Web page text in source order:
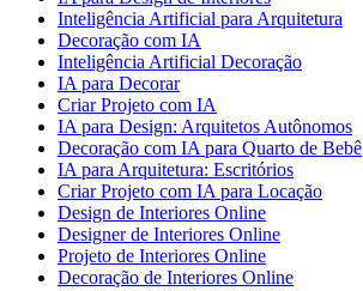
Inteligência Artificial para Arquitetura
Decoração com IA
Inteligência Artificial Decoração
IA para Decorar
Criar Projeto com IA
IA para Design: Arquitetos Autônomos
Decoração com IA para Quarto de Bebê
IA para Arquitetura: Escritórios
Criar Projeto com IA para Locação
Design de Interiores Online
Designer de Interiores Online
Projeto de Interiores Online
Decoração de Interiores Online